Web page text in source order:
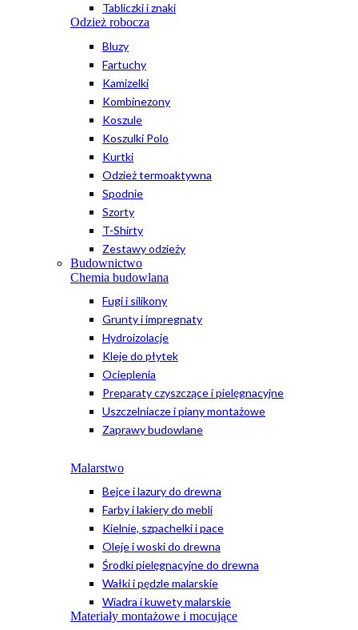
Tabliczki i znaki
Odzież robocza
Bluzy
Fartuchy
Kamizelki
Kombinezony
Koszule
Koszulki Polo
Kurtki
Odzież termoaktywna
Spodnie
Szorty
T-Shirty
Zestawy odzieży
Budownictwo
Chemia budowlana
Fugi i silikony
Grunty i impregnaty
Hydroizolacje
Kleje do płytek
Ocieplenia
Preparaty czyszczące i pielęgnacyjne
Uszczelniacze i piany montażowe
Zaprawy budowlane
Malarstwo
Bejce i lazury do drewna
Farby i lakiery do mebli
Kielnie, szpachelki i pace
Oleje i woski do drewna
Środki pielęgnacyjne do drewna
Wałki i pędzle malarskie
Wiadra i kuwety malarskie
Materiały montażowe i mocujące